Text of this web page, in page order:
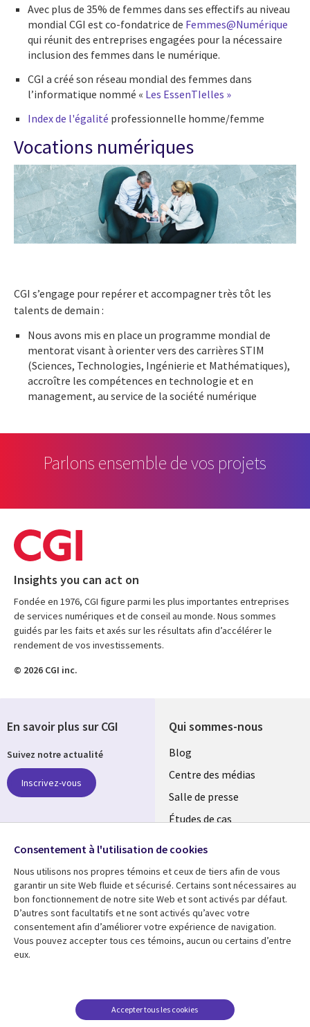
Avec plus de 35% de femmes dans ses effectifs au niveau
mondial CGI est co-fondatrice de Femmes@Numérique
qui réunit des entreprises engagées pour la nécessaire
inclusion des femmes dans le numérique.
CGI a créé son réseau mondial des femmes dans
l’informatique nommé « Les EssenTIelles »
Index de l'égalité professionnelle homme/femme
Vocations numériques
CGI s’engage pour repérer et accompagner très tôt les
talents de demain :
Nous avons mis en place un programme mondial de
mentorat visant à orienter vers des carrières STIM
(Sciences, Technologies, Ingénierie et Mathématiques),
accroître les compétences en technologie et en
management, au service de la société numérique
Parlons ensemble de vos projets
Insights you can act on
Fondée en 1976, CGI figure parmi les plus importantes entreprises
de services numériques et de conseil au monde. Nous sommes
guidés par les faits et axés sur les résultats afin d’accélérer le
rendement de vos investissements.
© 2026 CGI inc.
Qui sommes-nous
Useful
links
LUXEMBOURG
Blog
Centre des médias
Salle de presse
Études de cas
Ressources
Library
SECTIONS
Articles
Études de cas
Support
FR
Confidentialité
Accessibilité
En savoir plus sur CGI
Suivez notre actualité
Inscrivez-vous
réseaux
Social
Media
LUXEMBOURG
Consentement à l'utilisation de cookies
Nous utilisons nos propres témoins et ceux de tiers afin de vous
garantir un site Web fluide et sécurisé. Certains sont nécessaires au
bon fonctionnement de notre site Web et sont activés par défaut.
D’autres sont facultatifs et ne sont activés qu’avec votre
consentement afin d’améliorer votre expérience de navigation.
Vous pouvez accepter tous ces témoins, aucun ou certains d’entre
eux.
Accepter tous les cookies